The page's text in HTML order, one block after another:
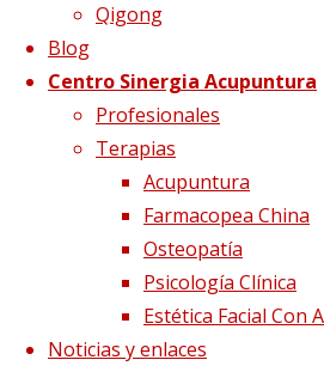
Qigong
Blog
Centro Sinergia Acupuntura
Profesionales
Terapias
Acupuntura
Farmacopea China
Osteopatía
Psicología Clínica
Estética Facial Con
Noticias y enlaces
Síguenos en Twitter
Tweets sobre liping_mtc
Blog – Últimos artículos
Dietética, Nutrición y Medicina
La decepción no mata, enseña
El viento precede a todas las
7 agosto, 2020
Tipología del elemento Metal3